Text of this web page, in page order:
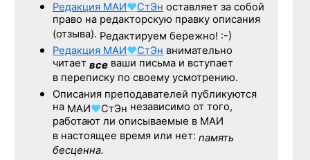
Редакция МАИ♥СтЭн оставляет за собой
право на редакторскую правку описания
(отзыва). Редактируем бережно! :-)
Редакция МАИ♥СтЭн внимательно
читает все ваши письма и вступает
в переписку по своему усмотрению.
Описания преподавателей публикуются
на МАИ♥СтЭн независимо от того,
работают ли описываемые в МАИ
в настоящее время или нет: память
бесценна.